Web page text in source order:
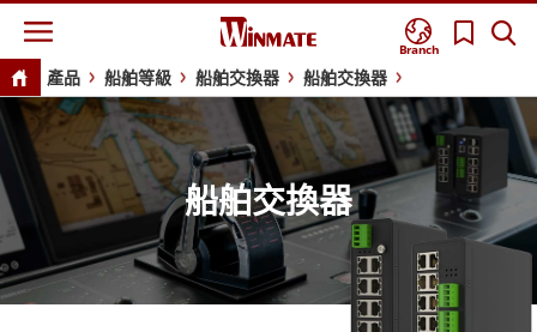
Branch
產品 船舶等級 船舶交換器 船舶交換器
船舶交換器